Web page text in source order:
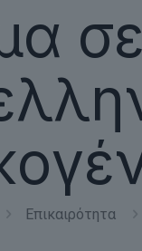
Επικαιρότητα